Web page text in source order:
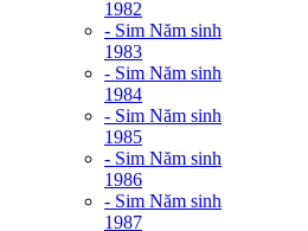
1982
- Sim Năm sinh
1983
- Sim Năm sinh
1984
- Sim Năm sinh
1985
- Sim Năm sinh
1986
- Sim Năm sinh
1987